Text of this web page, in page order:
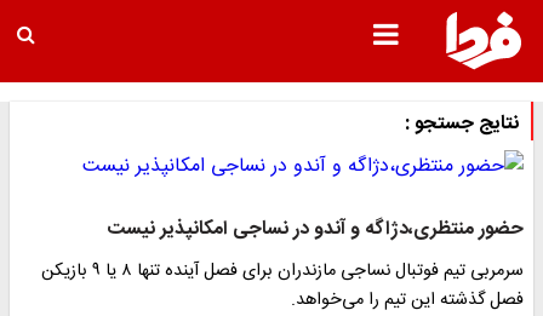
نتایج جستجو :
حضور منتظری،دژاگه و آندو در نساجی امکانپذیر نیست
سرمربی تیم فوتبال نساجی مازندران برای فصل آینده تنها ۸ یا ۹ بازیکن
فصل گذشته این تیم را می‌خواهد.